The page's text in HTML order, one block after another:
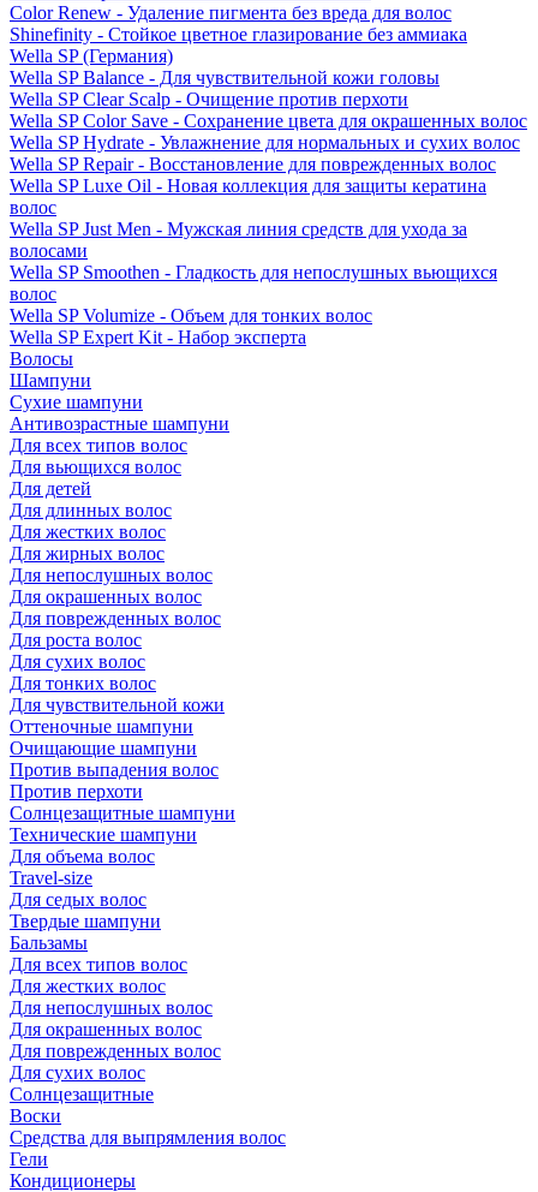
Color Renew - Удаление пигмента без вреда для волос
Shinefinity - Стойкое цветное глазирование без аммиака
Wella SP (Германия)
Wella SP Balance - Для чувствительной кожи головы
Wella SP Clear Scalp - Очищение против перхоти
Wella SP Color Save - Сохранение цвета для окрашенных волос
Wella SP Hydrate - Увлажнение для нормальных и сухих волос
Wella SP Repair - Восстановление для поврежденных волос
Wella SP Luxe Oil - Новая коллекция для защиты кератина
волос
Wella SP Just Men - Мужская линия средств для ухода за
волосами
Wella SP Smoothen - Гладкость для непослушных вьющихся
волос
Wella SP Volumize - Объем для тонких волос
Wella SP Expert Kit - Набор эксперта
Волосы
Шампуни
Сухие шампуни
Антивозрастные шампуни
Для всех типов волос
Для вьющихся волос
Для детей
Для длинных волос
Для жестких волос
Для жирных волос
Для непослушных волос
Для окрашенных волос
Для поврежденных волос
Для роста волос
Для сухих волос
Для тонких волос
Для чувствительной кожи
Оттеночные шампуни
Очищающие шампуни
Против выпадения волос
Против перхоти
Солнцезащитные шампуни
Технические шампуни
Для объема волос
Travel-size
Для седых волос
Твердые шампуни
Бальзамы
Для всех типов волос
Для жестких волос
Для непослушных волос
Для окрашенных волос
Для поврежденных волос
Для сухих волос
Солнцезащитные
Воски
Средства для выпрямления волос
Гели
Кондиционеры